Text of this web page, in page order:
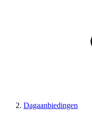
Dagaanbiedingen